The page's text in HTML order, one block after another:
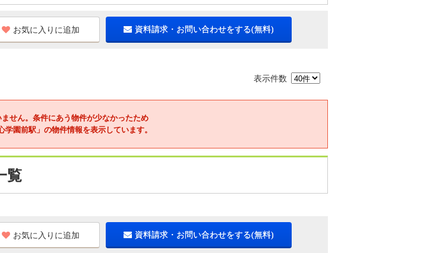
お気に入りに追加 資料請求・お問い合わせをする(無料)
表示件数
せん。条件にあう物件が少なかったため
学園前駅」の物件情報を表示しています。
覧
お気に入りに追加 資料請求・お問い合わせをする(無料)